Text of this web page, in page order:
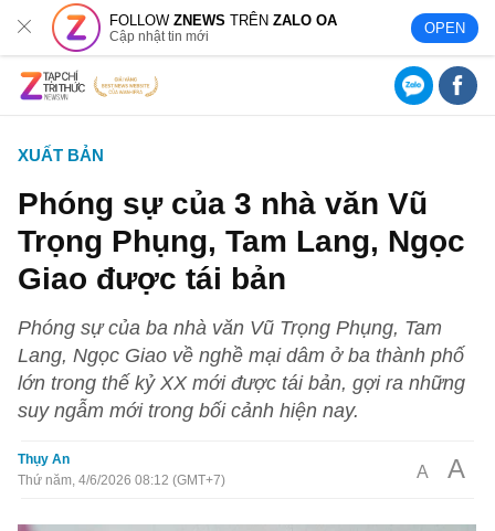
FOLLOWZNEWS TRÊNZALO OA
Cập nhật tin mới OPEN
XUẤT BẢN
Phóng sự của 3 nhà văn Vũ
Trọng Phụng, Tam Lang, Ngọc
Giao được tái bản
Phóng sự của ba nhà văn Vũ Trọng Phụng, Tam
Lang, Ngọc Giao về nghề mại dâm ở ba thành phố
lớn trong thế kỷ XX mới được tái bản, gợi ra những
suy ngẫm mới trong bối cảnh hiện nay.
Thụy An
Thứ năm, 4/6/2026 08:12 (GMT+7)
A A